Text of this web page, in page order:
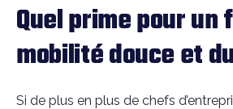
Quel prime pour
mobilité douce et
Si de plus en plus de chefs